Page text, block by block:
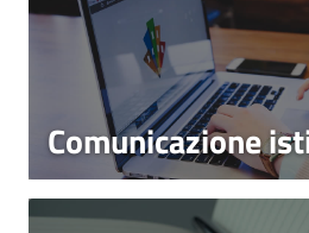
Comunicazione